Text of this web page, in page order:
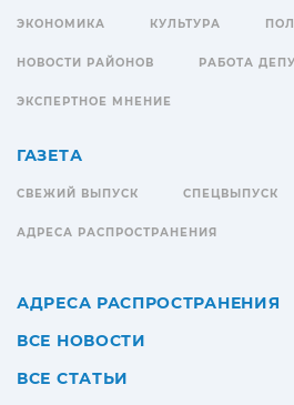
ЭКОНОМИКА КУЛЬТУРА
НОВОСТИ РАЙОНОВ РАБОТА
ЭКСПЕРТНОЕ МНЕНИЕ
ГАЗЕТА
СВЕЖИЙ ВЫПУСК СПЕЦВЫПУСК
АДРЕСА РАСПРОСТРАНЕНИЯ
АДРЕСА РАСПРОСТРАНЕНИЯ
ВСЕ НОВОСТИ
ВСЕ СТАТЬИ